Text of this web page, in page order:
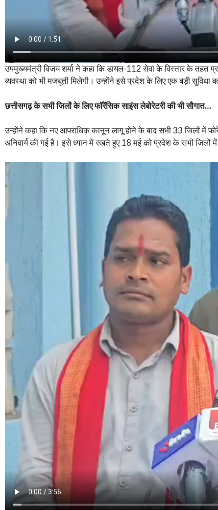
उपमुख्यमंत्री विजय शर्मा ने कहा कि डायल-112 सेवा के विस्तार के तहत
व्यवस्था को भी मजबूती मिलेगी। उन्होंने इसे प्रदेश के लिए एक बड़ी सुविधा
छत्तीसगढ़ के सभी जिलों के लिए फॉरेंसिक साइंस लेबोरेटरी की भी सौगात…
उन्होंने कहा कि नए आपराधिक कानून लागू होने के बाद सभी 33 जिलों में
अनिवार्य की गई है। इसे ध्यान में रखते हुए 18 मई को प्रदेश के सभी जिलों